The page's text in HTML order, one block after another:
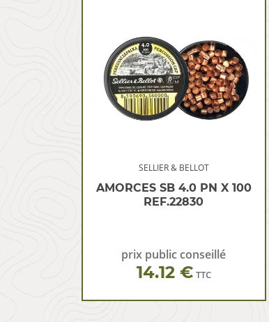
SELLIER & BELLOT
AMORCES SB 4.0 PN X 100
REF.22830
prix public conseillé
14.12 € TTC